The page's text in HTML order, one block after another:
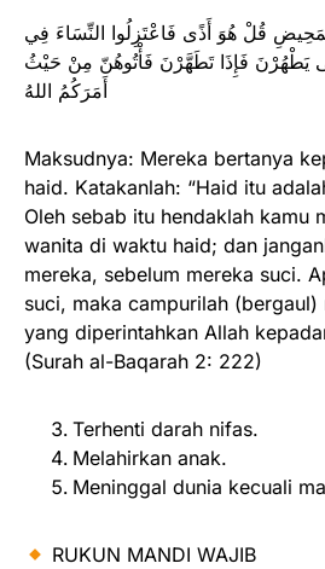
قُلْ هُوَ أَذًى فَاعْتَزِلُوا النِّسَاءَ فِي
يَطْهُرْنَ فَإِذَا تَطَهَّرْنَ فَأْتُوهُنّ مِنْ حَيْثُ
أَمَرَكُمُ اللهُ
Maksudnya: Mereka bertanya
haid. Katakanlah: “Haid itu
Oleh sebab itu hendaklah kamu
wanita di waktu haid; dan
mereka, sebelum mereka suci.
suci, maka campurilah
yang diperintahkan Allah
(Surah al-Baqarah 2: 222)
Terhenti darah nifas.
Melahirkan anak.
Meninggal dunia kecuali
RUKUN MANDI WAJIB